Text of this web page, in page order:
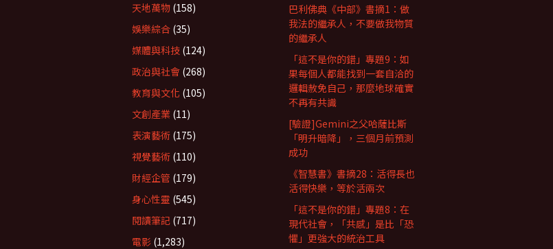
天地萬物 (158)
娛樂綜合 (35)
媒體與科技 (124)
政治與社會 (268)
教育與文化 (105)
文創產業 (11)
表演藝術 (175)
視覺藝術 (110)
財經企管 (179)
身心性靈 (545)
閱讀筆記 (717)
電影 (1,283)
巴利佛典《中部》書摘1：做
我法的繼承人，不要做我物質
的繼承人
「這不是你的錯」專題9：如
果每個人都能找到一套自洽的
邏輯赦免自己，那麼地球確實
不再有共識
[驗證]Gemini之父哈薩比斯
「明升暗降」，三個月前預測
成功
《智慧書》書摘28：活得長也
活得快樂，等於活兩次
「這不是你的錯」專題8：在
現代社會，「共感」是比「恐
懼」更強大的統治工具